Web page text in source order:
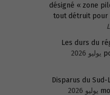
désigné « zone
tout détruit pour
Les durs du
Disparus du